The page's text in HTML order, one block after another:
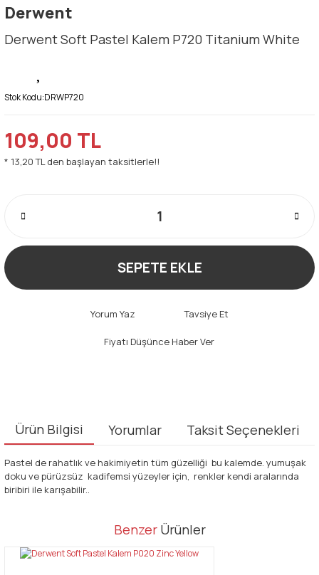
Derwent
Derwent Soft Pastel Kalem P720 Titanium White
Stok Kodu:DRWP720
109,00 TL
* 13,20 TL den başlayan taksitlerle!!
SEPETE EKLE
Yorum Yaz Tavsiye Et
Fiyatı Düşünce Haber Ver
Ürün Bilgisi Yorumlar Taksit Seçenekleri
Pastel de rahatlık ve hakimiyetin tüm güzelliği bu kalemde. yumuşak
doku ve pürüzsüz kadifemsi yüzeyler için, renkler kendi aralarında
biribiri ile karışabilir..
Bu ürüne ilk yorumu siz yapın!
Bu ürünün fiyat bilgisi, resim, ürün açıklamalarında ve diğer
tarafımıza iletebilirsiniz.
Benzer Ürünler